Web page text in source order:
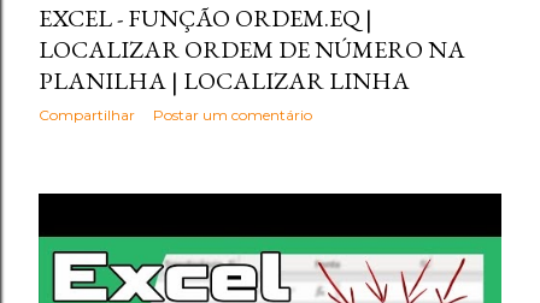
EXCEL - FUNÇÃO ORDEM.EQ |
LOCALIZAR ORDEM DE NÚMERO NA
PLANILHA | LOCALIZAR LINHA
Compartilhar Postar um comentário